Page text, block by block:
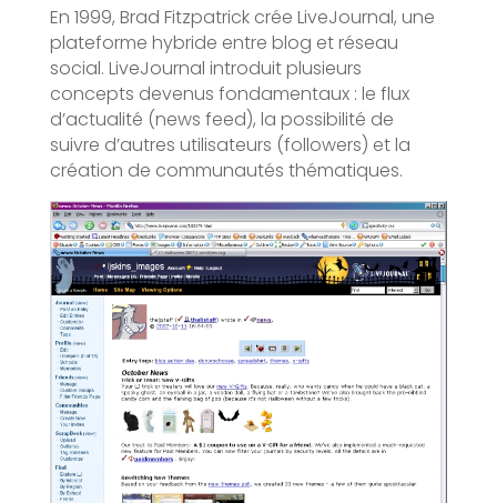
En 1999, Brad Fitzpatrick crée LiveJournal, une
plateforme hybride entre blog et réseau
social. LiveJournal introduit plusieurs
concepts devenus fondamentaux : le flux
d’actualité (news feed), la possibilité de
suivre d’autres utilisateurs (followers) et la
création de communautés thématiques.